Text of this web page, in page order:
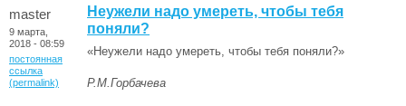
master
9 марта,
2018 - 08:59
постоянная
ссылка
(permalink)
Неужели надо умереть, чтобы тебя
поняли?
«Неужели надо умереть, чтобы тебя поняли?»
Р.М.Горбачева